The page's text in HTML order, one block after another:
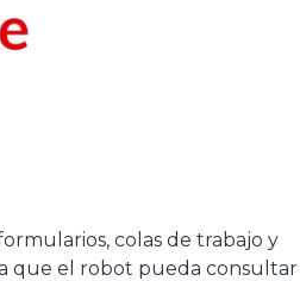
colas de trabajo y
que el robot pueda consultar